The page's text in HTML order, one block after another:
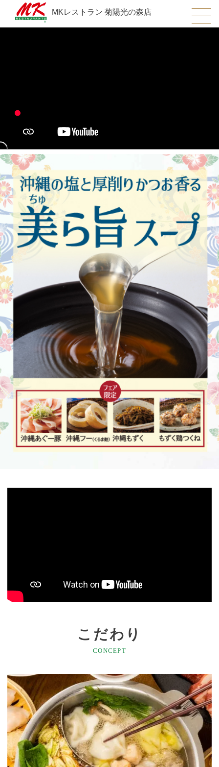
MKレストラン 菊陽光の森店
こだわり
CONCEPT